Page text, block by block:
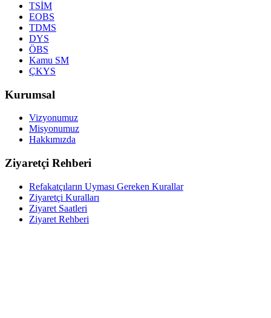
TSİM
EOBS
TDMS
DYS
ÖBS
Kamu SM
ÇKYS
Kurumsal
Vizyonumuz
Misyonumuz
Hakkımızda
Ziyaretçi Rehberi
Refakatçıların Uyması Gereken Kurallar
Ziyaretçi Kuralları
Ziyaret Saatleri
Ziyaret Rehberi